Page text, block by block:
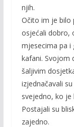
njih.
Očito im je bilo
osjećali dobro,
mjesecima pa
kafani. Svojom
šaljivim
izjednačavali
svejedno, ko je
Postajali su
zajedno.